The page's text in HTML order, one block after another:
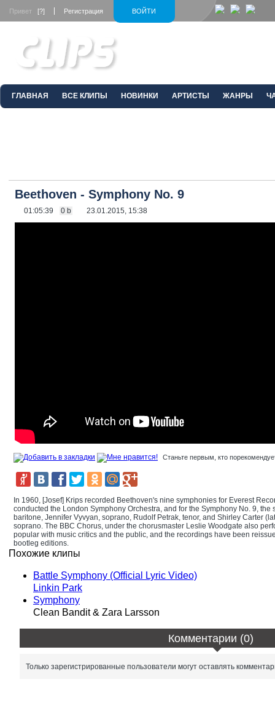
ВОЙТИ
Привет [?] Регистрация
ГЛАВНАЯ ВСЕ КЛИПЫ НОВИНКИ АРТИСТЫ ЖАНРЫ
Beethoven - Symphony No. 9
01:05:39 0 b 23.01.2015, 15:38
Станьте первым, кто
In 1960, [Josef] Krips recorded Beethoven's nine symphonies for Everest
conducted the London Symphony Orchestra, and for the Symphony No. 9,
baritone, Jennifer Vyvyan, soprano, Rudolf Petrak, tenor, and Shirley Carter
soprano. The BBC Chorus, under the chorusmaster Leslie Woodgate also
popular with music critics and the public, and the recordings have been
bootleg editions.
Похожие клипы
Battle Symphony (Official Lyric Video)
Linkin Park
Symphony
Clean Bandit & Zara Larsson
Комментарии (0)
Только зарегистрированные пользователи могут оставлять